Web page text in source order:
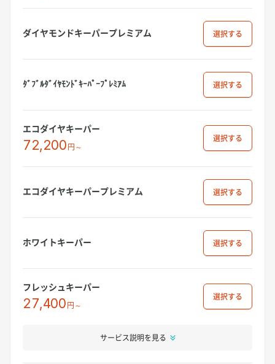
ダイヤモンドキーパープレミアム 選択
ﾀﾞﾌﾞﾙﾀﾞｲﾔﾓﾝﾄﾞｷｰﾊﾟｰﾌﾟﾚﾐｱﾑ 選択
エコダイヤキーパー
72,200円～
選択
エコダイヤキーパープレミアム 選択
ホワイトキーパー 選択
フレッシュキーパー
27,400円～
選択
サービス説明を見る